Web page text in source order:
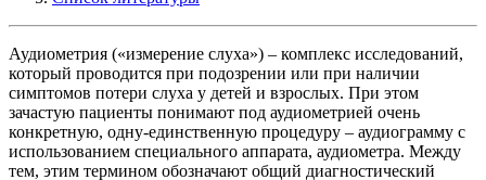
Аудиометрия («измерение слуха») – комплекс исследований,
который проводится при подозрении или при наличии
симптомов потери слуха у детей и взрослых. При этом
зачастую пациенты понимают под аудиометрией очень
конкретную, одну-единственную процедуру – аудиограмму с
использованием специального аппарата, аудиометра. Между
тем, этим термином обозначают общий диагностический